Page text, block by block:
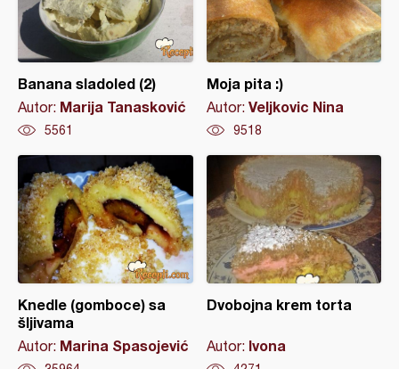
Banana sladoled (2)
Autor: Marija Tanasković
5561
Moja pita :)
Autor: Veljkovic Nina
9518
Knedle (gomboce) sa
šljivama
Autor: Marina Spasojević
Dvobojna krem torta
Autor: Ivona